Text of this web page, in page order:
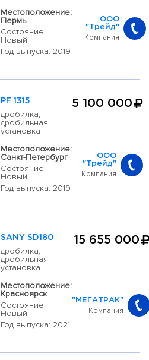
Местоположение:
Пермь
Состояние:
Новый
Год выпуска: 2019
ООО
"Трейд"
Компания
PF 1315
дробилка,
дробильная
установка
Местоположение:
Санкт-Петербург
Состояние:
Новый
Год выпуска: 2019
5 100 000
ООО
"Трейд"
Компания
SANY SD180
дробилка,
дробильная
установка
Местоположение:
Красноярск
Состояние:
Новый
Год выпуска: 2021
15 655 000
"МЕГАТРАК"
Компания